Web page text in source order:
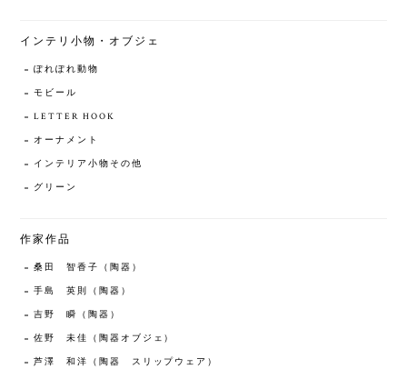
インテリ小物・オブジェ
ぽれぽれ動物
モビール
LETTER HOOK
オーナメント
インテリア小物その他
グリーン
作家作品
桑田 智香子（陶器）
手島 英則（陶器）
吉野 瞬（陶器）
佐野 未佳（陶器オブジェ）
芦澤 和洋（陶器 スリップウェア）